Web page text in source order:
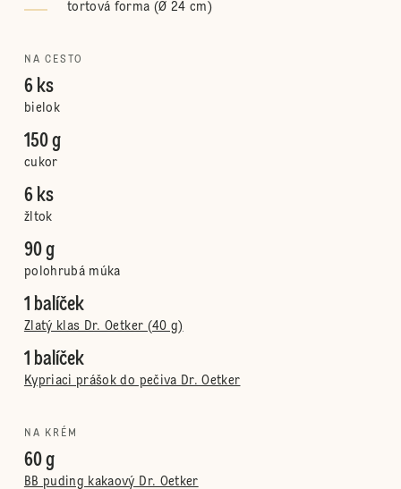
tortová forma (Ø 24 cm)
NA CESTO
6 ks
bielok
150 g
cukor
6 ks
žltok
90 g
polohrubá múka
1 balíček
Zlatý klas Dr. Oetker (40 g)
1 balíček
Kypriaci prášok do pečiva Dr. Oetker
NA KRÉM
60 g
BB puding kakaový Dr. Oetker